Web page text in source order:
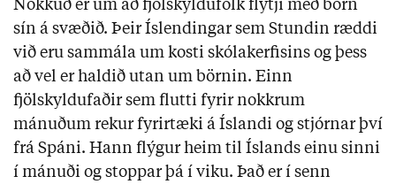
Nokkuð er um að fjölskyldufólk flytji með börn
sín á svæðið. Þeir Íslendingar sem Stundin ræddi
við eru sammála um kosti skólakerfisins og þess
að vel er haldið utan um börnin. Einn
fjölskyldufaðir sem flutti fyrir nokkrum
mánuðum rekur fyrirtæki á Íslandi og stjórnar því
frá Spáni. Hann flýgur heim til Íslands einu sinni
í mánuði og stoppar þá í viku. Það er í senn